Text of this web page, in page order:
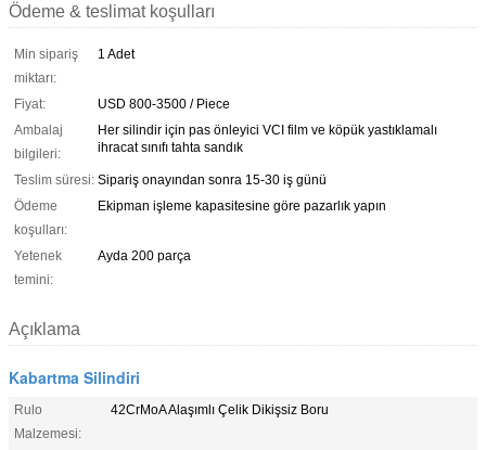
Ödeme & teslimat koşulları
Min sipariş
miktarı:
1 Adet
Fiyat:
USD 800-3500 / Piece
Ambalaj
bilgileri:
Her silindir için pas önleyici VCI film ve köpük yastıklamalı
ihracat sınıfı tahta sandık
Teslim süresi: Sipariş onayından sonra 15-30 iş günü
Ödeme
koşulları:
Ekipman işleme kapasitesine göre pazarlık yapın
Yetenek
temini:
Ayda 200 parça
Açıklama
Kabartma Silindiri
Rulo
Malzemesi:
42CrMoA Alaşımlı Çelik Dikişsiz Boru